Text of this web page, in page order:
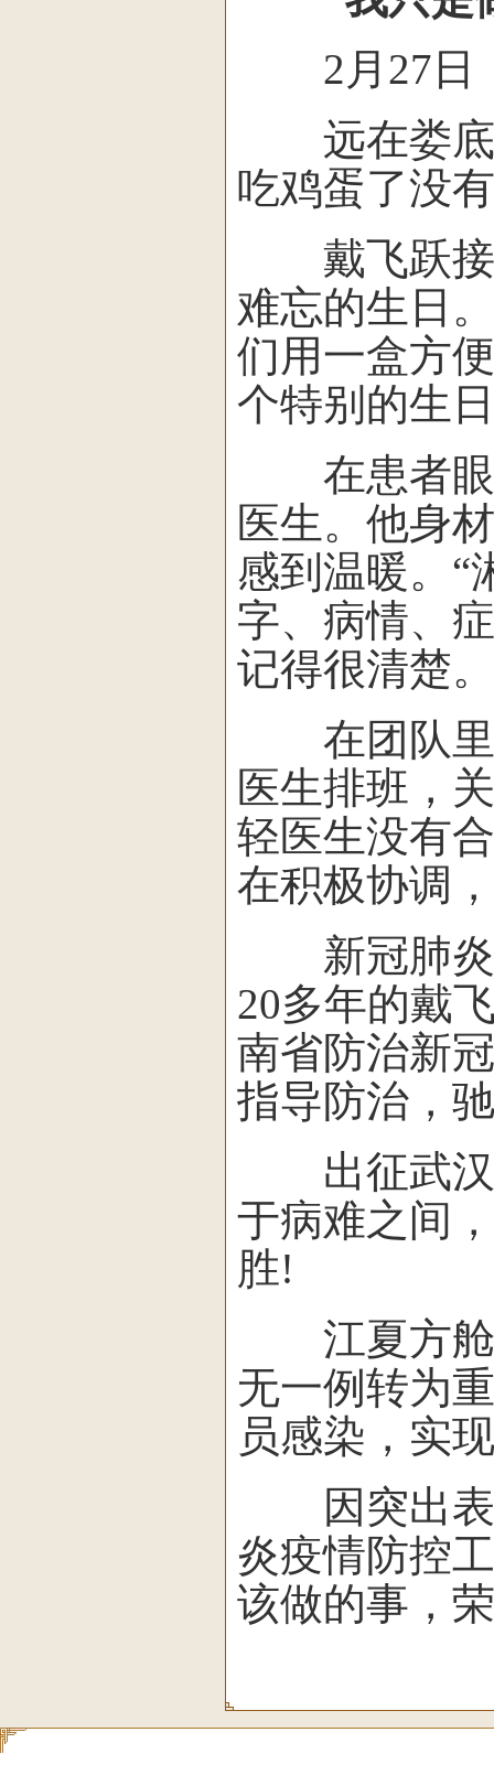
2月27日，
远在娄底
吃鸡蛋了没
戴飞跃接
难忘的生日
们用一盒方
个特别的生
在患者眼
医生。他身
感到温暖。“
字、病情、
记得很清楚。
在团队里
医生排班，
轻医生没有
在积极协调
新冠肺炎
20多年的戴
南省防治新
指导防治，
出征武汉
于病难之间
胜!
江夏方舱
无一例转为
员感染，实
因突出表
炎疫情防控
该做的事，